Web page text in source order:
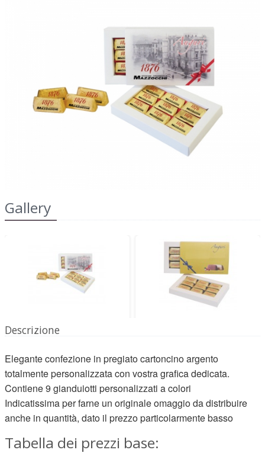
Obblighi informativi per le erogazioni
pubbliche: gli aiuti di Stato e gli aiuti de
minimis ricevuti dalla nostra impresa sono
contenuti nel Registro nazionale degli aiuti di
Stato di cui all'art. 52 della L. 234/2012 a cui si
rinvia e consultabili al seguente link:
https://www.rna.gov.it/
Gallery
Descrizione
Elegante confezione in pregiato cartoncino argento
totalmente personalizzata con vostra grafica dedicata.
Contiene 9 gianduiotti personalizzati a colori
Indicatissima per farne un originale omaggio da distribuire
anche in quantità, dato il prezzo particolarmente basso
Tabella dei prezzi base: